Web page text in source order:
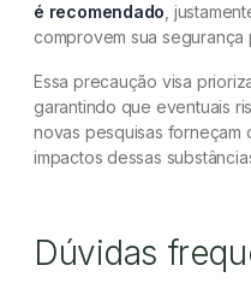
é recomendado ,
comprovem sua
Essa precaução visa
garantindo que eventuais
novas pesquisas forneçam
impactos dessas
Dúvidas